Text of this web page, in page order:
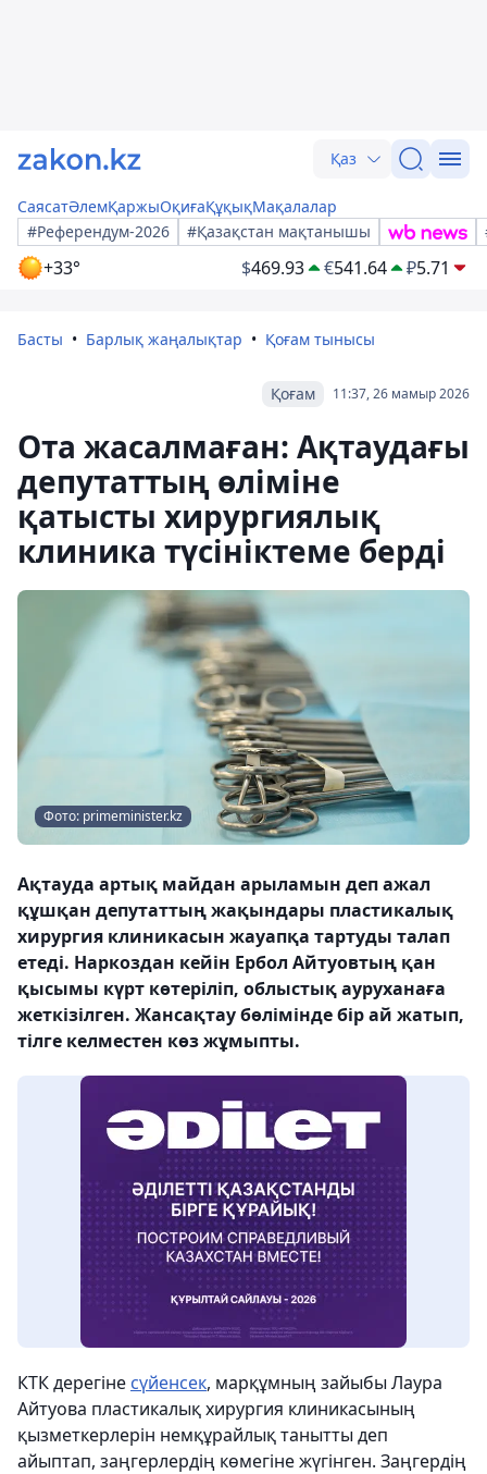
Қаз
СаясатӘлемҚаржыОқиғаҚұқықМақалалар
#Референдум-2026
#Қазақстан мақтанышы
+33° $469.93 €541.64 ₽5.71
Басты Барлық жаңалықтар Қоғам тынысы
11:37, 26 мамыр 2026
Қоғам
Ота жасалмаған: Ақтаудағы
депутаттың өліміне
қатысты хирургиялық
клиника түсініктеме берді
Фото: primeminister.kz
Ақтауда артық майдан арыламын деп ажал
құшқан депутаттың жақындары пластикалық
хирургия клиникасын жауапқа тартуды талап
етеді. Наркоздан кейін Ербол Айтуовтың қан
қысымы күрт көтеріліп, облыстық ауруханаға
жеткізілген. Жансақтау бөлімінде бір ай жатып,
тілге келместен көз жұмыпты.
КТК дерегіне сүйенсек, марқұмның зайыбы Лаура
Айтуова пластикалық хирургия клиникасының
қызметкерлерін немқұрайлық танытты деп
айыптап, заңгерлердің көмегіне жүгінген. Заңгердің